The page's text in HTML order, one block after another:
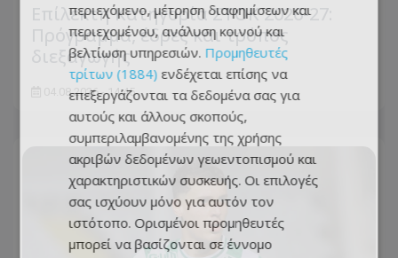
Επίλεκτη Κατηγορία ΣΤΟΚ 2026-27:
Πρόγραμμα, έδρες και τρόπος
διεξαγωγής
04.08.2026 - 14:45
περιεχόμενο, μέτρηση διαφημίσεων και
περιεχομένου, ανάλυση κοινού και
βελτίωση υπηρεσιών. Προμηθευτές
τρίτων (1884) ενδέχεται επίσης να
επεξεργάζονται τα δεδομένα σας για
αυτούς και άλλους σκοπούς,
συμπεριλαμβανομένης της χρήσης
ακριβών δεδομένων γεωεντοπισμού και
χαρακτηριστικών συσκευής. Οι επιλογές
σας ισχύουν μόνο για αυτόν τον
ιστότοπο. Ορισμένοι προμηθευτές
μπορεί να βασίζονται σε έννομο